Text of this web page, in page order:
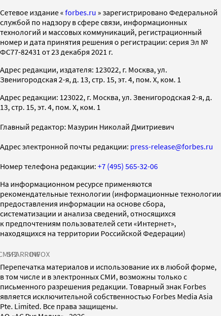
Cетевое издание « forbes.ru » зарегистрировано Федеральной
службой по надзору в сфере связи, информационных
технологий и массовых коммуникаций, регистрационный
номер и дата принятия решения о регистрации: серия Эл №
ФС77-82431 от 23 декабря 2021 г.
Адрес редакции, издателя: 123022, г. Москва, ул.
Звенигородская 2-я, д. 13, стр. 15, эт. 4, пом. X, ком. 1
Адрес редакции: 123022, г. Москва, ул. Звенигородская 2-я, д.
13, стр. 15, эт. 4, пом. X, ком. 1
Главный редактор: Мазурин Николай Дмитриевич
Адрес электронной почты редакции: press-release@forbes.ru
Номер телефона редакции: +7 (495) 565-32-06
На информационном ресурсе применяются
рекомендательные технологии (информационные технологии
предоставления информации на основе сбора,
систематизации и анализа сведений, относящихся
к предпочтениям пользователей сети «Интернет»,
находящихся на территории Российской Федерации)
SPARROWINFOX
Перепечатка материалов и использование их в любой форме,
в том числе и в электронных СМИ, возможны только с
письменного разрешения редакции. Товарный знак Forbes
является исключительной собственностью Forbes Media Asia
Pte. Limited. Все права защищены.